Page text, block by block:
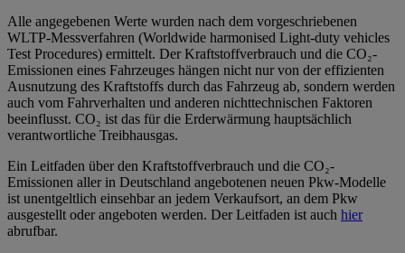
Alle angegebenen Werte wurden nach dem vorgeschriebenen
WLTP-Messverfahren (Worldwide harmonised Light-duty vehicles
Test Procedures) ermittelt. Der Kraftstoffverbrauch und die CO₂-
Emissionen eines Fahrzeuges hängen nicht nur von der effizienten
Ausnutzung des Kraftstoffs durch das Fahrzeug ab, sondern werden
auch vom Fahrverhalten und anderen nichttechnischen Faktoren
beeinflusst. CO₂ ist das für die Erderwärmung hauptsächlich
verantwortliche Treibhausgas.
Ein Leitfaden über den Kraftstoffverbrauch und die CO₂-
Emissionen aller in Deutschland angebotenen neuen Pkw-Modelle
ist unentgeltlich einsehbar an jedem Verkaufsort, an dem Pkw
ausgestellt oder angeboten werden. Der Leitfaden ist auch hier
abrufbar.